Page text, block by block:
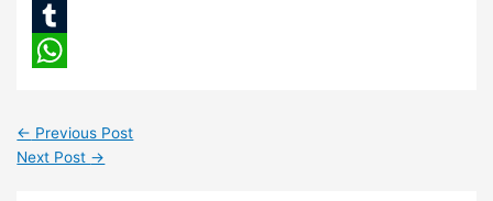
LinkedIn
Tumblr
← Previous Post
Next Post →